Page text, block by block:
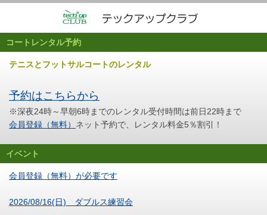
コートレンタル予約
テニスとフットサルコートのレンタル
予約はこちらから
※深夜24時～早朝6時までのレンタル受付時間は前日22時まで
会員登録（無料） ネット予約で、レンタル料金5％割引！
イベント
会員登録（無料）が必要です
2026/08/16(日) ダブルス練習会